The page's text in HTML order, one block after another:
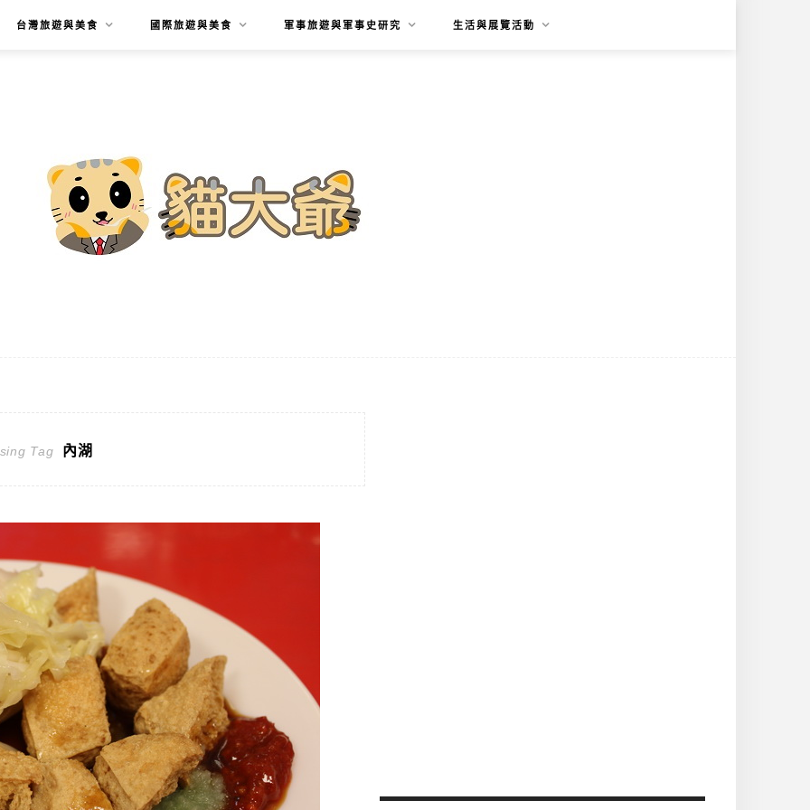
台灣旅遊與美食 國際旅遊與美食 軍事旅遊與軍事史研究 生活與展覽活動
Tag 內湖